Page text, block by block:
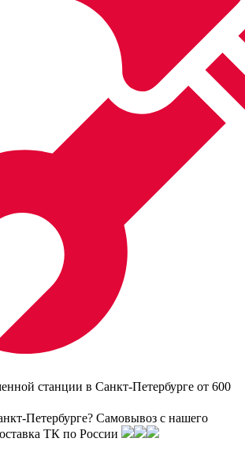
станции в Санкт-Петербурге от 600
Петербурге? Самовывоз с нашего
ТК по России